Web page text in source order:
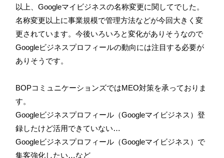
以上、Googleマイビジネスの名称変更に関してでした。
名称変更以上に事業規模で管理方法などが今回大きく変
更されています。今後いろいろと変化がありそうなので
Googleビジネスプロフィールの動向には注目する必要が
ありそうです。
BOPコミュニケーションズではMEO対策を承っておりま
す。
Googleビジネスプロフィール（Googleマイビジネス）登
録したけど活用できていない…
Googleビジネスプロフィール（Googleマイビジネス）で
集客強化したい…など